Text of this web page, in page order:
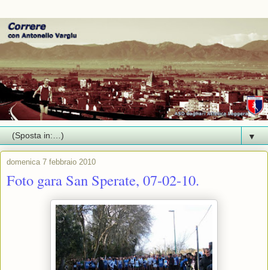
▼
domenica 7 febbraio 2010
Foto gara San Sperate, 07-02-10.